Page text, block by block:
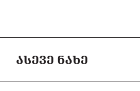
ᲐᲡᲔᲕᲔ ᲜᲐᲮᲔ